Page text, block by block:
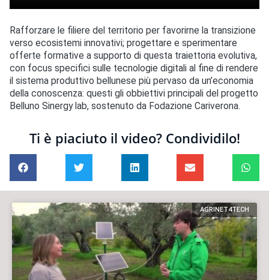
Rafforzare le filiere del territorio per favorirne la transizione
verso ecosistemi innovativi; progettare e sperimentare
offerte formative a supporto di questa traiettoria evolutiva,
con focus specifici sulle tecnologie digitali al fine di rendere
il sistema produttivo bellunese più pervaso da un’economia
della conoscenza: questi gli obbiettivi principali del progetto
Belluno Sinergy lab, sostenuto da Fodazione Cariverona.
Ti è piaciuto il video? Condividilo!
AGRINET4TECH